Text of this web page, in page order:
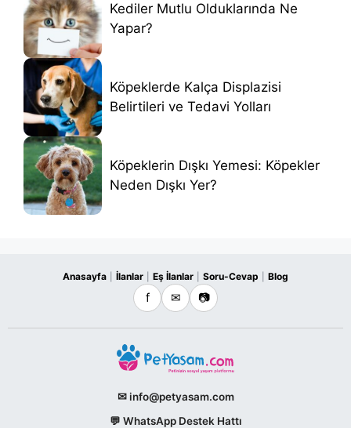
Kediler Mutlu Olduklarında Ne
Yapar?
Köpeklerde Kalça Displazisi
Belirtileri ve Tedavi Yolları
Köpeklerin Dışkı Yemesi: Köpekler
Neden Dışkı Yer?
Anasayfa İlanlar Eş İlanlar Soru-Cevap Blog
f ✉ 📷
✉ info@petyasam.com
💬 WhatsApp Destek Hattı